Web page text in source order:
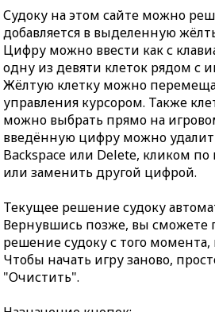
Судоку на этом сайте можно
добавляется в выделенную
Цифру можно ввести как с
одну из девяти клеток рядом с
Жёлтую клетку можно
управления курсором. Также
можно выбрать прямо на
введённую цифру можно
Backspace или Delete, кликом по
или заменить другой цифрой.
Текущее решение судоку
Вернувшись позже, вы сможете
решение судоку с того момента,
Чтобы начать игру заново,
"Очистить".